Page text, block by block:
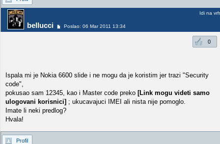
bellucci Poslao: 06 Mar 2011 13:34
Idi na vrh
0
Ispala mi je Nokia 6600 slide i ne mogu da je koristim jer trazi "Security
code",
pokusao sam 12345, kao i Master code preko [Link mogu videti samo
ulogovani korisnici] ; ukucavajuci IMEI ali nista nije pomoglo.
Imate li neki predlog?
Hvala!
Profil